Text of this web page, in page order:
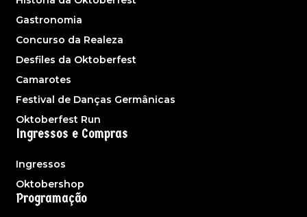
Gastronomia
Concurso da Realeza
Desfiles da Oktoberfest
Camarotes
Festival de Danças Germânicas
Oktoberfest Run
Ingressos e Compras
Ingressos
Oktobershop
Programação